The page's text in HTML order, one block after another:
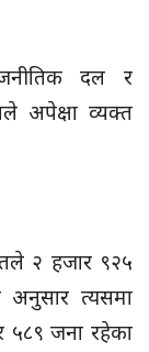
दल र
अपेक्षा व्यक्त
२ हजार ९२५
अनुसार त्यसमा
५८९ जना रहेका